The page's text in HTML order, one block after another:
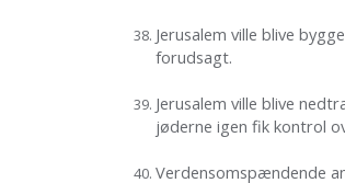
Jerusalem ville blive
forudsagt.
Jerusalem ville blive
jøderne igen fik kontrol
Verdensomspændende